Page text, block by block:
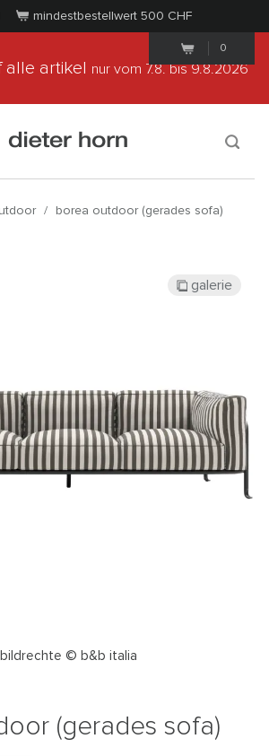
mindestbestellwert 500 CHF
0
artikel nur vom 7.8.bis 9.8.2026
/ borea outdoor (gerades sofa)
bildrechte © b&b italia
galerie
(gerades sofa)